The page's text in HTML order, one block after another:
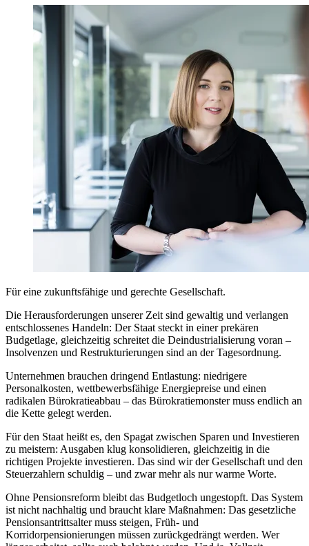
Für eine zukunftsfähige und gerechte Gesellschaft.
Die Herausforderungen unserer Zeit sind gewaltig und verlangen
entschlossenes Handeln: Der Staat steckt in einer prekären
Budgetlage, gleichzeitig schreitet die Deindustrialisierung voran –
Insolvenzen und Restrukturierungen sind an der Tagesordnung.
Unternehmen brauchen dringend Entlastung: niedrigere
Personalkosten, wettbewerbsfähige Energiepreise und einen
radikalen Bürokratieabbau – das Bürokratiemonster muss endlich an
die Kette gelegt werden.
Für den Staat heißt es, den Spagat zwischen Sparen und Investieren
zu meistern: Ausgaben klug konsolidieren, gleichzeitig in die
richtigen Projekte investieren. Das sind wir der Gesellschaft und den
Steuerzahlern schuldig – und zwar mehr als nur warme Worte.
Ohne Pensionsreform bleibt das Budgetloch ungestopft. Das System
ist nicht nachhaltig und braucht klare Maßnahmen: Das gesetzliche
Pensionsantrittsalter muss steigen, Früh- und
Korridorpensionierungen müssen zurückgedrängt werden. Wer